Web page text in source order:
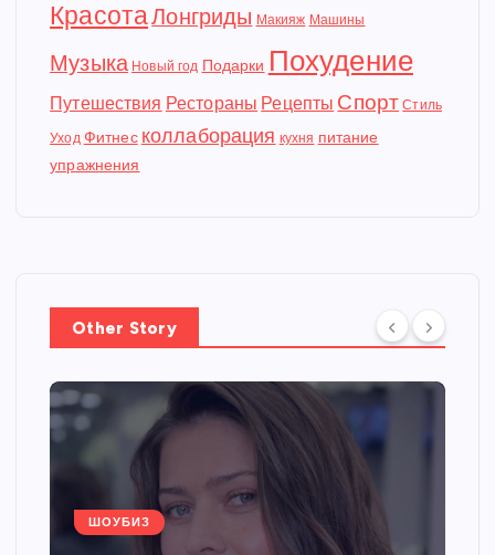
КрасотаЛонгриды Макияж Машины
Музыка Новый год Подарки Похудение
Путешествия Рестораны Рецепты Спорт Стиль
Уход Фитнес коллаборация кухня питание
упражнения
Other Story
ШОУБИЗ